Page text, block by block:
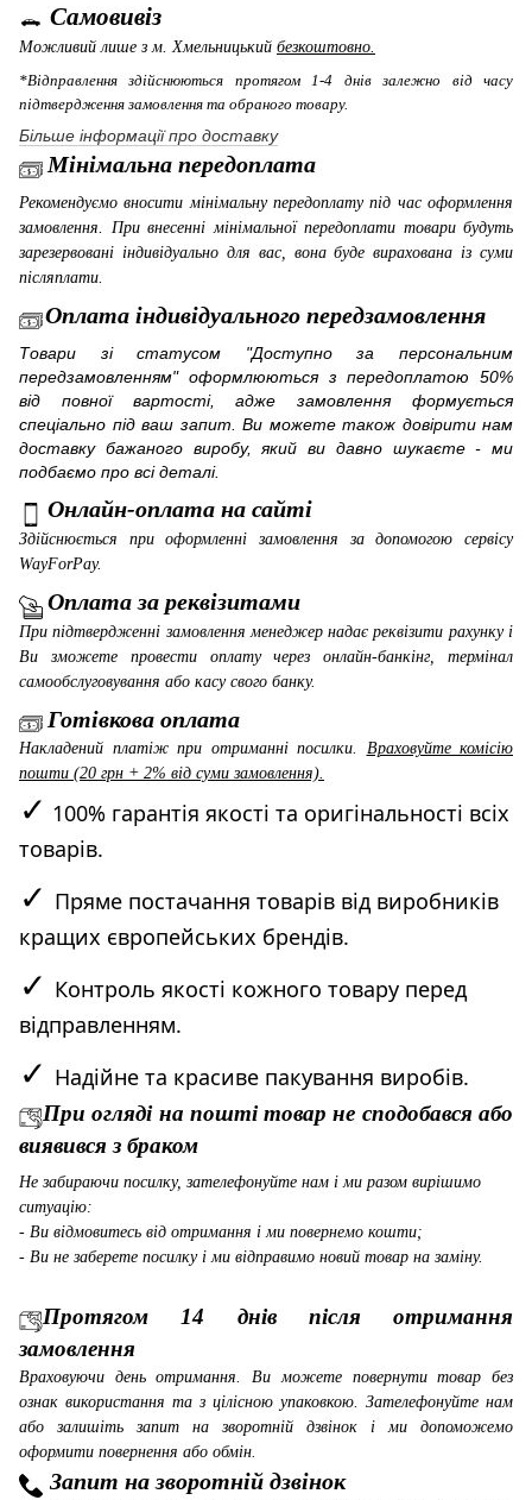
Самовивіз
Можливий лише з м. Хмельницький безкоштовно.
*Відправлення здійснюються протягом 1-4 днів залежно від часу
підтвердження замовлення та обраного товару.
Більше інформації про доставку
Мінімальна передоплата
Рекомендуємо вносити мінімальну передоплату під час оформлення
замовлення. При внесенні мінімальної передоплати товари будуть
зарезервовані індивідуально для вас, вона буде вирахована із суми
післяплати.
Оплата індивідуального передзамовлення
Товари зі статусом "Доступно за персональним
передзамовленням" оформлюються з передоплатою 50%
від повної вартості, адже замовлення формується
спеціально під ваш запит. Ви можете також довірити нам
доставку бажаного виробу, який ви давно шукаєте - ми
подбаємо про всі деталі.
Онлайн-оплата на сайті
Здійснюється при оформленні замовлення за допомогою сервісу
WayForPay.
Оплата за реквізитами
При підтвердженні замовлення менеджер надає реквізити рахунку і
Ви зможете провести оплату через онлайн-банкінг, термінал
самообслуговування або касу свого банку.
Готівкова оплата
Накладений платіж при отриманні посилки. Враховуйте комісію
пошти (20 грн + 2% від суми замовлення).
✓ 100% гарантія якості та оригінальності всіх
товарів.
✓ Пряме постачання товарів від виробників
кращих європейських брендів.
✓ Контроль якості кожного товару перед
відправленням.
✓ Надійне та красиве пакування виробів.
При огляді на пошті товар не сподобався або
виявився з браком
Не забираючи посилку, зателефонуйте нам і ми разом вирішимо
ситуацію:
- Ви відмовитесь від отримання і ми повернемо кошти;
- Ви не заберете посилку і ми відправимо новий товар на заміну.
Протягом 14 днів після отримання
замовлення
Враховуючи день отримання. Ви можете повернути товар без
ознак використання та з цілісною упаковкою. Зателефонуйте нам
або залишіть запит на зворотній дзвінок і ми допоможемо
оформити повернення або обмін.
Запит на зворотній дзвінок